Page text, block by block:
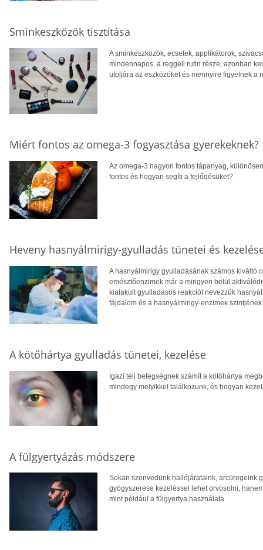
Sminkeszközök tisztítása
A sminkeszközök, ecsetek, applikátorok,
mindennapos, a reggeli rutin része, azonban
utoljára az eszközöket és mennyire figyelnek a
Miért fontos az omega-3 fogyasztása gyerekeknek?
Az omega-3 nagyon fontos tápanyag,
fontos és hogyan segíti a fejlődésüket?
Heveny hasnyálmirigy-gyulladás tünetei és
A hasnyálmirigy gyulladásának számos kiváltó
emésztőenzimek már a mirigyen belül
kialakult gyulladásos reakciót nevezzük
fájdalom és a hasnyálmirigy-enzimek
A kötőhártya gyulladás tünetei, kezelése
Igazi téli betegségnek számít a kötőhártya
mindegy melyikkel találkozunk, és hogyan
A fülgyertyázás módszere
Sokan szenvedünk hallójárataink, arcüregeink
gyógyszerese kezeléssel lehet orvosolni,
mint például a fülgyertya használata.